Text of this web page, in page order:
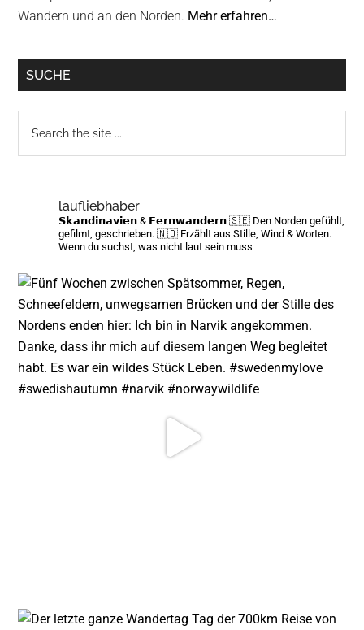
Wandern und an den Norden. Mehr erfahren…
SUCHE
the
laufliebhaber
𝗦𝗸𝗮𝗻𝗱𝗶𝗻𝗮𝘃𝗶𝗲𝗻 & 𝗙𝗲𝗿𝗻𝘄𝗮𝗻𝗱𝗲𝗿𝗻 🇸🇪 Den Norden gefühlt,
gefilmt, geschrieben. 🇳🇴 Erzählt aus Stille, Wind & Worten.
Wenn du suchst, was nicht laut sein muss